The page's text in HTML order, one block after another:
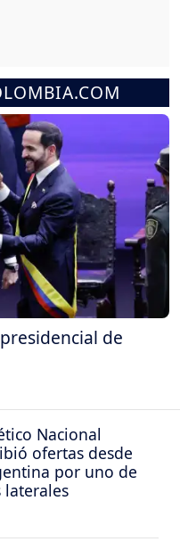
de
Nacional
ofertas desde
por uno de
laterales